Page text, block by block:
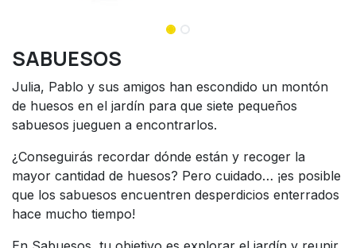
SABUESOS
Julia, Pablo y sus amigos han escondido un montón
de huesos en el jardín para que siete pequeños
sabuesos jueguen a encontrarlos.
¿Conseguirás recordar dónde están y recoger la
mayor cantidad de huesos? Pero cuidado… ¡es posible
que los sabuesos encuentren desperdicios enterrados
hace mucho tiempo!